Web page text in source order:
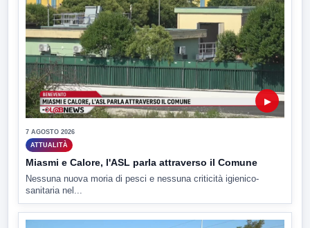
▶
7 AGOSTO 2026
ATTUALITÀ
Miasmi e Calore, l'ASL parla attraverso il Comune
Nessuna nuova moria di pesci e nessuna criticità igienico-
sanitaria nel...